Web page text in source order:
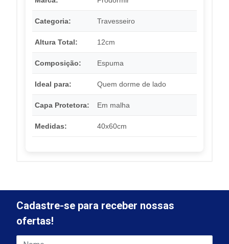
Categoria: Travesseiro
Altura Total: 12cm
Composição: Espuma
Ideal para: Quem dorme de lado
Capa Protetora: Em malha
Medidas: 40x60cm
Cadastre-se para receber nossas
ofertas!